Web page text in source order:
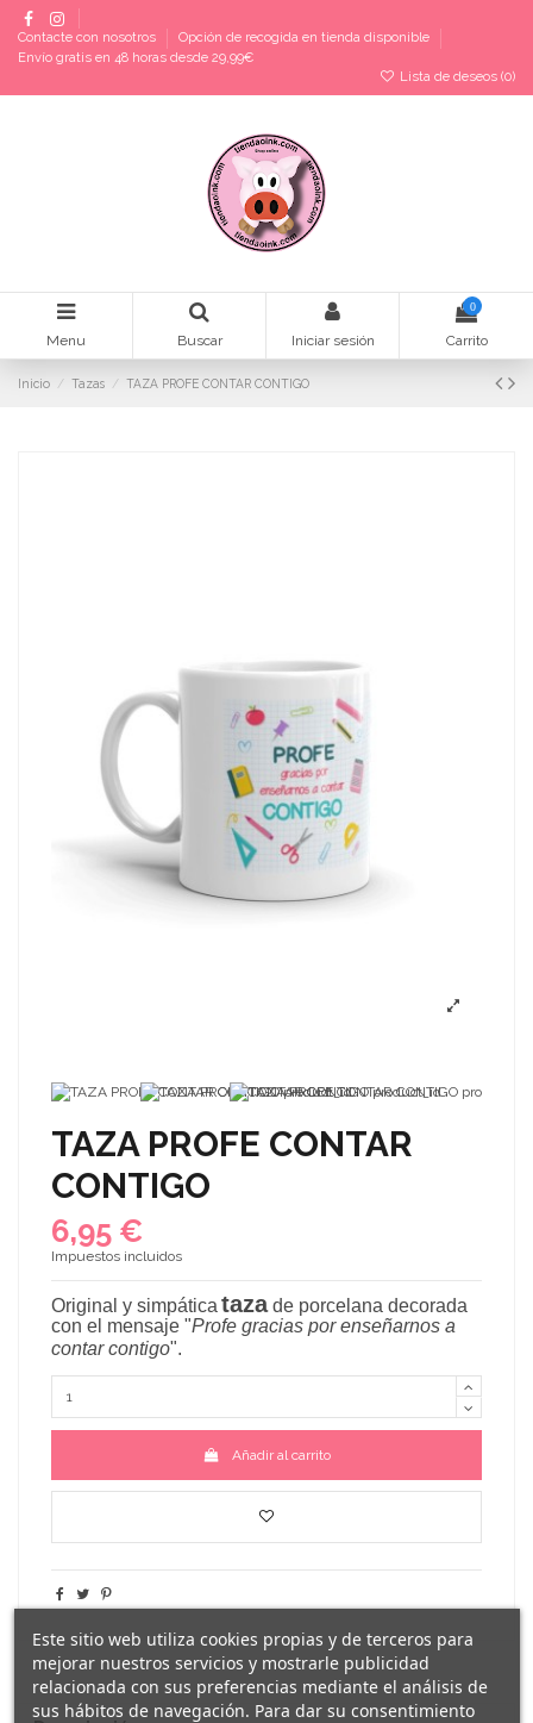
Contacte con nosotros
Opción de recogida en tienda disponible
Envío gratis en 48 horas desde 29,99€
Lista de deseos (0)
Menu Buscar Iniciar sesión
0
Carrito
Inicio Tazas TAZA PROFE CONTAR CONTIGO
TAZA PROFE CONTAR
CONTIGO
6,95 €
Impuestos incluidos
Original y simpática tazade porcelana decorada
con el mensaje "Profe gracias por enseñarnos a
contar contigo".
Añadir al carrito
Este sitio web utiliza cookies propias y de terceros para
mejorar nuestros servicios y mostrarle publicidad
relacionada con sus preferencias mediante el análisis de
sus hábitos de navegación. Para dar su consentimiento